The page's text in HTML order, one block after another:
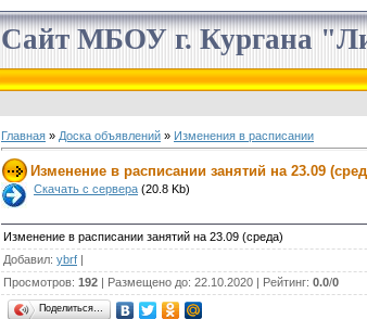
Сайт МБОУ г. Кургана
Главная » Доска объявлений » Изменения в расписании
Изменение в расписании занятий на 23.09
Скачать с сервера (20.8 Kb)
Изменение в расписании занятий на 23.09 (среда)
Добавил: ybrf |
Просмотров: 192 | Размещено до: 22.10.2020 | Рейтинг: 0.0/0
Поделиться…